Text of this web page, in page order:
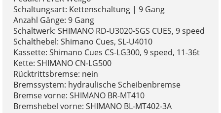
Schaltungsart: Kettenschaltung | 9 Gang
Anzahl Gänge: 9 Gang
Schaltwerk: SHIMANO RD-U3020-SGS CUES, 9 speed
Schalthebel: Shimano Cues, SL-U4010
Kassette: Shimano Cues CS-LG300, 9 speed, 11-36t
Kette: SHIMANO CN-LG500
Rücktrittsbremse: nein
Bremssystem: hydraulische Scheibenbremse
Bremse vorne: SHIMANO BR-MT410
Bremshebel vorne: SHIMANO BL-MT402-3A